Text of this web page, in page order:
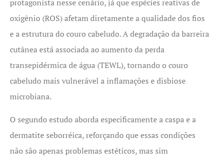
protagonista nesse cenário, já que espécies reativas de
oxigênio (ROS) afetam diretamente a qualidade dos fios
e a estrutura do couro cabeludo. A degradação da barreira
cutânea está associada ao aumento da perda
transepidérmica de água (TEWL), tornando o couro
cabeludo mais vulnerável a inflamações e disbiose
microbiana.
O segundo estudo aborda especificamente a caspa e a
dermatite seborréica, reforçando que essas condições
não são apenas problemas estéticos, mas sim